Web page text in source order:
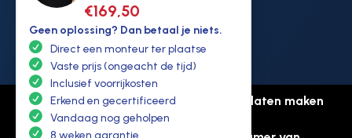
€169,50
Geen oplossing? Dan betaal je niets.
Direct een monteur ter plaatse
Vaste prijs (ongeacht de tijd)
Inclusief voorrijkosten
Erkend en gecertificeerd
Vandaag nog geholpen
8 weken garantie
© Copyright Ontstoppen.nl |
Website laten maken
door Flexamedia